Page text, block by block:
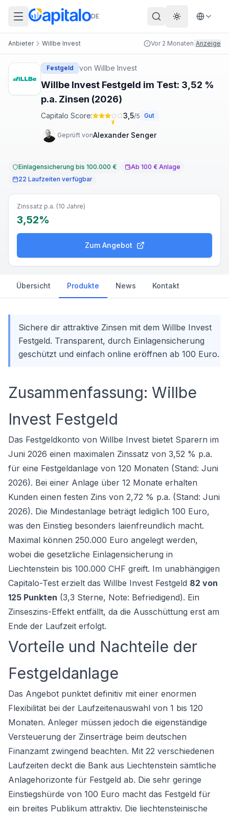
DE Theme
Anbieter Willbe Invest Vor 2 Monaten Anzeige
Festgeld von Willbe Invest
Willbe Invest Festgeld im Test: 3,52 %
p.a. Zinsen (2026)
Capitalo Score: 3,5/5 Gut
Geprüft vonAlexander Senger
Einlagensicherung bis 100.000 €
Ab 100 € Anlage
22 Laufzeiten verfügbar
Zinssatz p.a. (10 Jahre)
3,52%
Zum Angebot
Übersicht Produkte News Kontakt
Sichere dir attraktive Zinsen mit dem Willbe Invest
Festgeld. Transparent, durch Einlagensicherung
geschützt und einfach online eröffnen ab 100 Euro.
Zusammenfassung: Willbe
Invest Festgeld
Das Festgeldkonto von Willbe Invest bietet Sparern im
Juni 2026 einen maximalen Zinssatz von 3,52 % p.a.
für eine Festgeldanlage von 120 Monaten (Stand: Juni
2026). Bei einer Anlage über 12 Monate erhalten
Kunden einen festen Zins von 2,72 % p.a. (Stand: Juni
2026). Die Mindestanlage beträgt lediglich 100 Euro,
was den Einstieg besonders laienfreundlich macht.
Maximal können 250.000 Euro angelegt werden,
wobei die gesetzliche Einlagensicherung in
Liechtenstein bis 100.000 CHF greift. Im unabhängigen
Capitalo-Test erzielt das Willbe Invest Festgeld 82 von
125 Punkten (3,3 Sterne, Note: Befriedigend). Ein
Zinseszins-Effekt entfällt, da die Ausschüttung erst am
Ende der Laufzeit erfolgt.
Vorteile und Nachteile der
Festgeldanlage
Das Angebot punktet definitiv mit einer enormen
Flexibilität bei der Laufzeitenauswahl von 1 bis 120
Monaten. Anleger müssen jedoch die eigenständige
Versteuerung der Zinserträge beim deutschen
Finanzamt zwingend beachten. Mit 22 verschiedenen
Laufzeiten deckt die Bank aus Liechtenstein sämtliche
Anlagehorizonte für Festgeld ab. Die sehr geringe
Einstiegshürde von 100 Euro macht das Festgeld für
ein breites Publikum attraktiv. Die liechtensteinische